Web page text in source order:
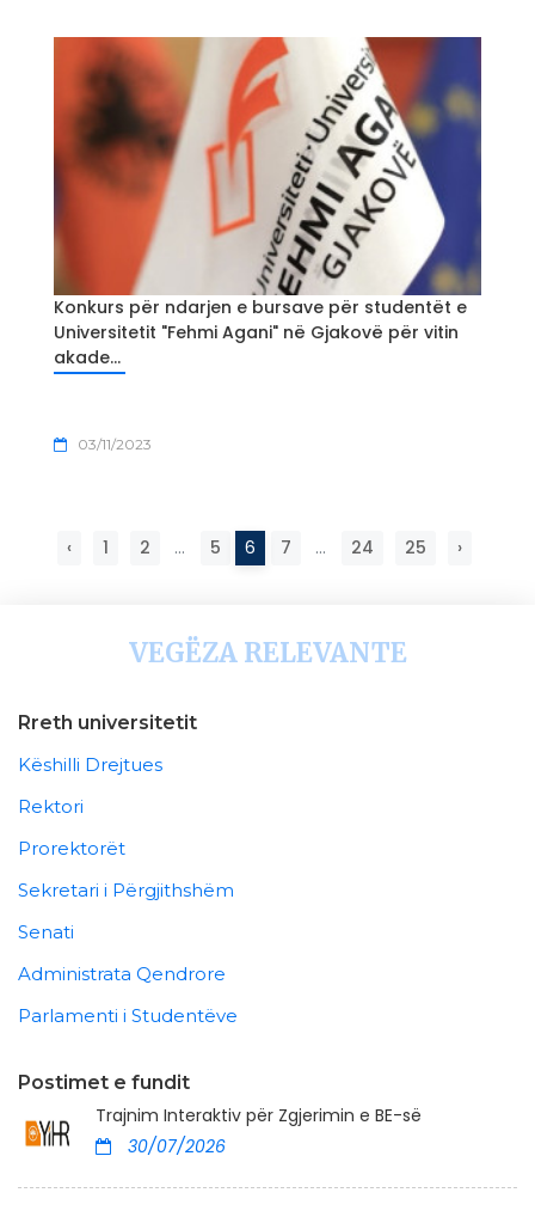
Konkurs për ndarjen e bursave për studentët e
Universitetit "Fehmi Agani" në Gjakovë për vitin
akade...
03/11/2023
‹ 1 2 ... 5 6 7 ... 24 25 ›
VEGËZA RELEVANTE
Rreth universitetit
Këshilli Drejtues
Rektori
Prorektorët
Sekretari i Përgjithshëm
Senati
Administrata Qendrore
Parlamenti i Studentëve
Postimet e fundit
Trajnim Interaktiv për Zgjerimin e BE-së
30/07/2026